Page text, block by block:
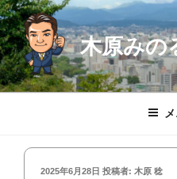
コ
ン
テ
ン
ツ
木原みの
投
2025年6月28日 投稿者: 木原 稔